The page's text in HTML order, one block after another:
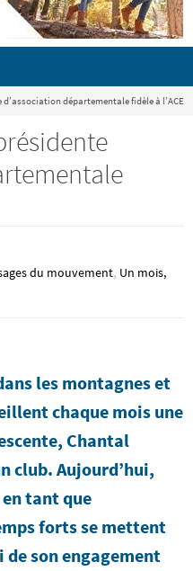
départementale fidèle à l’ACE
du mouvement, Un mois,
les montagnes et
chaque mois une
Chantal
club. Aujourd’hui,
tant que
forts se mettent
son engagement